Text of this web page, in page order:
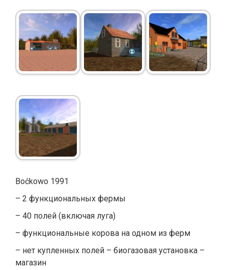
Boćkowo 1991
– 2 функциональных фермы
– 40 полей (включая луга)
– функциональные корова на одном из ферм
– нет купленных полей – биогазовая установка –
магазин